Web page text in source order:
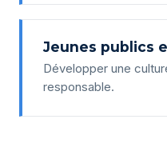
Jeunes publics
Développer une
responsable.